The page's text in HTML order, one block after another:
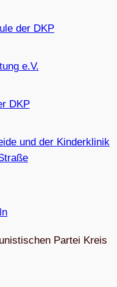
der DKP
e.V.
DKP
und der Kinderklinik
Partei Kreis